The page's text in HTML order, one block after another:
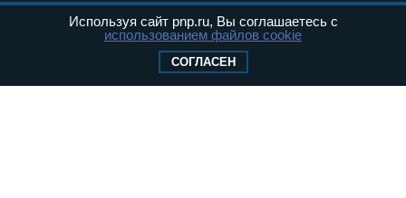
связи, информационных технологий и
массовых коммуникаций (Роскомнадзор) 05
Свидетельство о регистрации Эл № ФС77-
Используя сайт pnp.ru, Вы соглашаетесь с
использованием файлов cookie
СОГЛАСЕН